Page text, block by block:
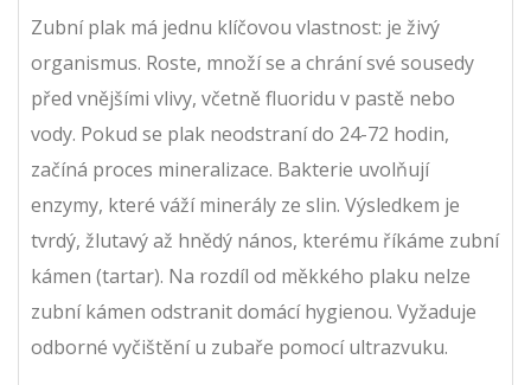
Zubní plak má jednu klíčovou vlastnost: je živý
organismus. Roste, množí se a chrání své sousedy
před vnějšími vlivy, včetně fluoridu v pastě nebo
vody. Pokud se plak neodstraní do 24-72 hodin,
začíná proces mineralizace. Bakterie uvolňují
enzymy, které váží minerály ze slin. Výsledkem je
tvrdý, žlutavý až hnědý nános, kterému říkáme zubní
kámen (tartar). Na rozdíl od měkkého plaku nelze
zubní kámen odstranit domácí hygienou. Vyžaduje
odborné vyčištění u zubaře pomocí ultrazvuku.